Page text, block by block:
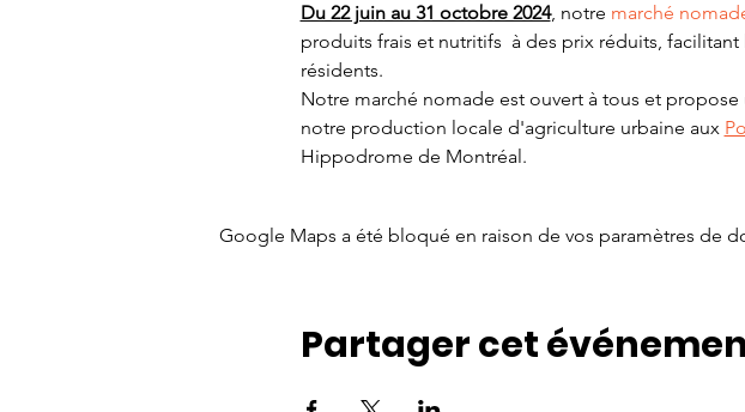
Du 22 juin au 31 octobre 2024, notre marché
produits frais et nutritifs  à des prix réduits,
résidents.
Notre marché nomade est ouvert à tous et
notre production locale d'agriculture urbaine aux
Hippodrome de Montréal.
Google Maps a été bloqué en raison de vos paramètres de
Partager cet